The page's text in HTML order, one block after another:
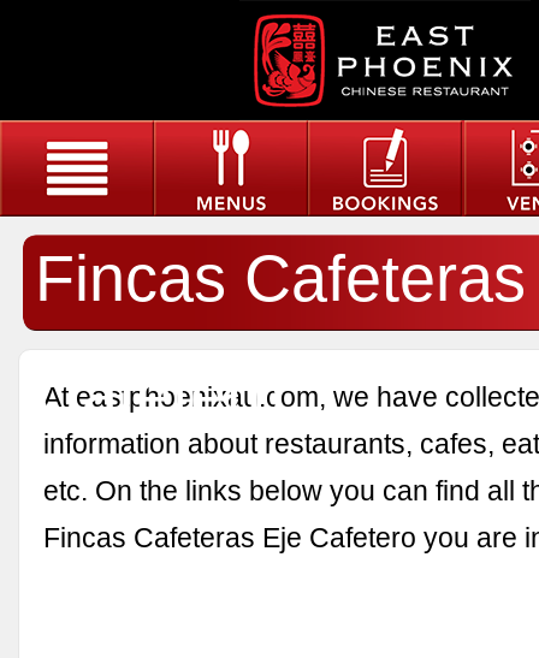
Fincas
Cafetero
At eastphoenixau.com, we have
information about restaurants, cafes,
etc. On the links below you can find all
Fincas Cafeteras Eje Cafetero you are